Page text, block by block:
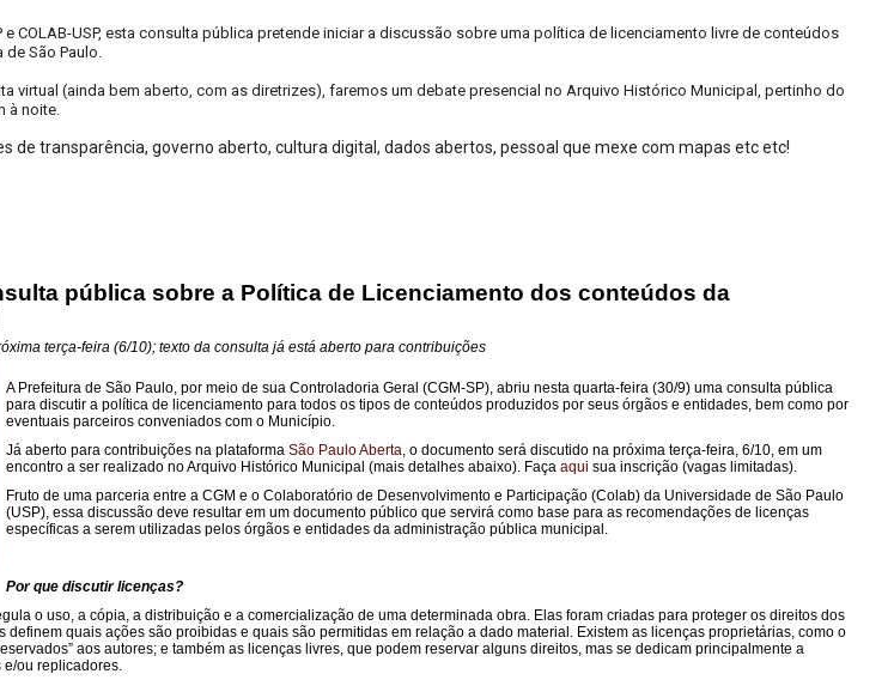
e COLAB-USP, esta consulta pública pretende iniciar a discussão sobre uma política de licenciamento livre de conteúdos
São Paulo.
virtual (ainda bem aberto, com as diretrizes), faremos um debate presencial no Arquivo Histórico Municipal, pertinho do
à noite.
de transparência, governo aberto, cultura digital, dados abertos, pessoal que mexe com mapas etc etc!
pública sobre a Política de Licenciamento dos conteúdos da
terça-feira (6/10); texto da consulta já está aberto para contribuições
A Prefeitura de São Paulo, por meio de sua Controladoria Geral (CGM-SP), abriu nesta quarta-feira (30/9) uma consulta pública
para discutir a política de licenciamento para todos os tipos de conteúdos produzidos por seus órgãos e entidades, bem como por
eventuais parceiros conveniados com o Município.
Já aberto para contribuições na plataforma São Paulo Aberta, o documento será discutido na próxima terça-feira, 6/10, em um
encontro a ser realizado no Arquivo Histórico Municipal (mais detalhes abaixo). Faça aqui sua inscrição (vagas limitadas).
Fruto de uma parceria entre a CGM e o Colaboratório de Desenvolvimento e Participação (Colab) da Universidade de São Paulo
(USP), essa discussão deve resultar em um documento público que servirá como base para as recomendações de licenças
específicas a serem utilizadas pelos órgãos e entidades da administração pública municipal.
Por que discutir licenças?
o uso, a cópia, a distribuição e a comercialização de uma determinada obra. Elas foram criadas para proteger os direitos dos
definem quais ações são proibidas e quais são permitidas em relação a dado material. Existem as licenças proprietárias, como o
aos autores; e também as licenças livres, que podem reservar alguns direitos, mas se dedicam principalmente a
e/ou replicadores.